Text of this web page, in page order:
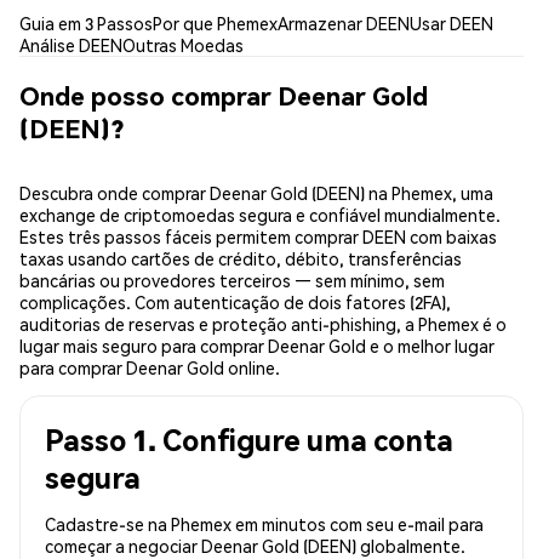
Guia em 3 PassosPor que PhemexArmazenar DEENUsar DEEN
Análise DEENOutras Moedas
Onde posso comprar Deenar Gold
(DEEN)?
Descubra onde comprar Deenar Gold (DEEN) na Phemex, uma
exchange de criptomoedas segura e confiável mundialmente.
Estes três passos fáceis permitem comprar DEEN com baixas
taxas usando cartões de crédito, débito, transferências
bancárias ou provedores terceiros — sem mínimo, sem
complicações. Com autenticação de dois fatores (2FA),
auditorias de reservas e proteção anti-phishing, a Phemex é o
lugar mais seguro para comprar Deenar Gold e o melhor lugar
para comprar Deenar Gold online.
Passo 1. Configure uma conta
segura
Cadastre-se na Phemex em minutos com seu e-mail para
começar a negociar Deenar Gold (DEEN) globalmente.